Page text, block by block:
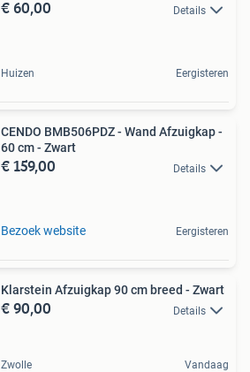
€ 60,00 Details
Huizen Eergisteren
CENDO BMB506PDZ - Wand Afzuigkap -
60 cm - Zwart
€ 159,00 Details
Bezoek website Eergisteren
Klarstein Afzuigkap 90 cm breed - Zwart
€ 90,00 Details
Zwolle Vandaag